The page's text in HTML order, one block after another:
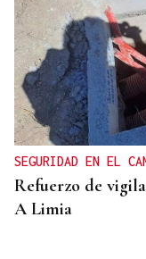
SEGURIDAD EN EL
Refuerzo de
A Limia